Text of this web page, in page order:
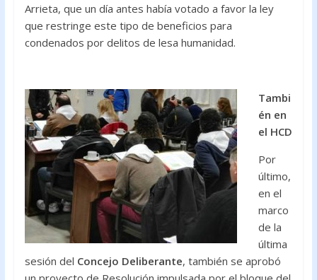
Arrieta, que un día antes había votado a favor la ley
que restringe este tipo de beneficios para
condenados por delitos de lesa humanidad.
Tambi
én en
el HCD
Por
último,
en el
marco
de la
última
sesión del Concejo Deliberante, también se aprobó